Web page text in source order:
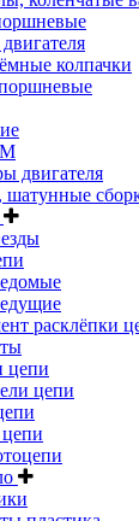
колпачки
двигателя
расклёпки
цепи
цепи